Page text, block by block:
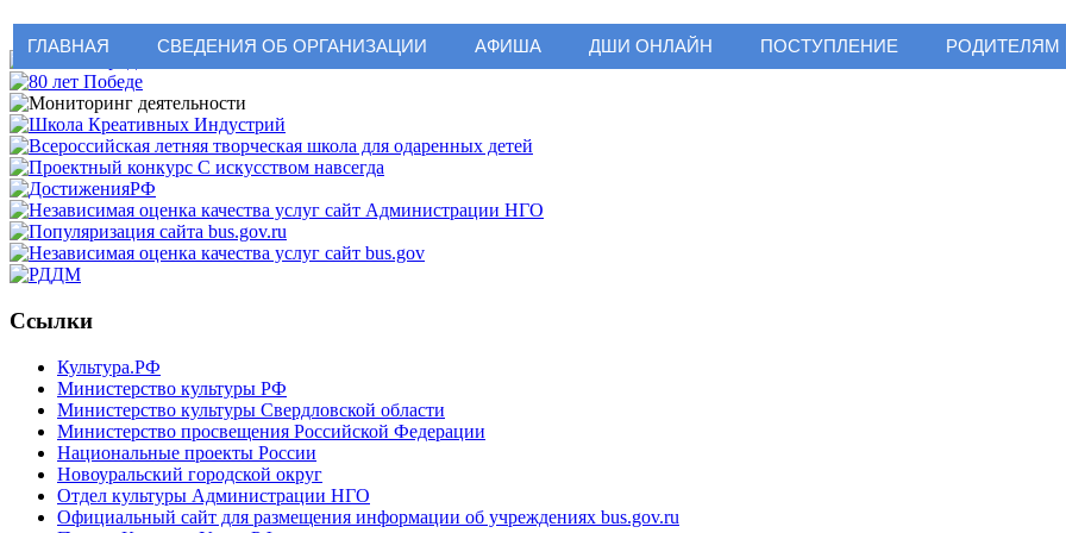
ГЛАВНАЯ СВЕДЕНИЯ ОБ ОРГАНИЗАЦИИ АФИША ДШИ ОНЛАЙН ПОСТУПЛЕНИЕ
Ссылки
Культура.РФ
Министерство культуры РФ
Министерство культуры Свердловской области
Министерство просвещения Российской Федерации
Национальные проекты России
Новоуральский городской округ
Отдел культуры Администрации НГО
Официальный сайт для размещения информации об учреждениях bus.gov.ru